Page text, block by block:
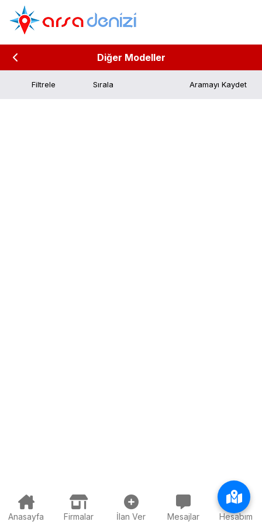
Diğer Modeller
Filtrele Aramayı Kaydet
Anasayfa Firmalar İlan Ver Mesajlar Hesabım